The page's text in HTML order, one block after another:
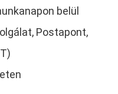
belül
Postapont,